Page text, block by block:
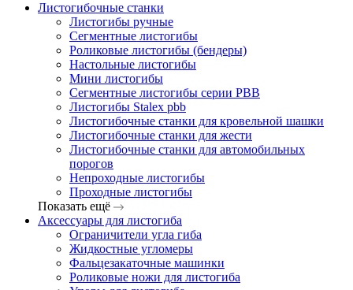
Листогибочные станки
Листогибы ручные
Сегментные листогибы
Роликовые листогибы (бендеры)
Настольные листогибы
Мини листогибы
Сегментные листогибы серии PBB
Листогибы Stalex pbb
Листогибочные станки для кровельной шашки
Листогибочные станки для жести
Листогибочные станки для автомобильных
порогов
Непроходные листогибы
Проходные листогибы
Показать ещё
Аксессуары для листогиба
Ограничители угла гиба
Жидкостные угломеры
Фальцезакаточные машинки
Роликовые ножи для листогиба